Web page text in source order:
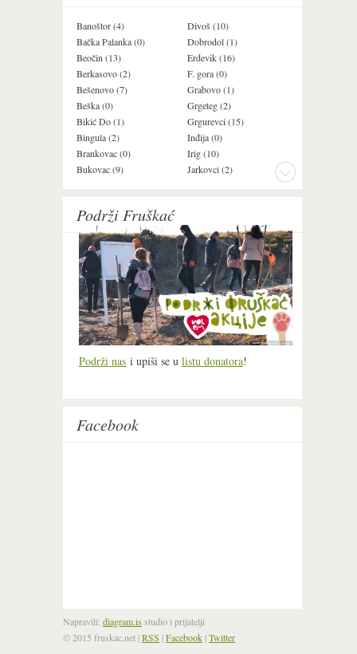
Banoštor (4)
Bačka Palanka (0)
Beočin (13)
Berkasovo (2)
Bešenovo (7)
Beška (0)
Bikić Do (1)
Bingula (2)
Brankovac (0)
Bukovac (9)
Divoš (10)
Dobrodol (1)
Erdevik (16)
F. gora (0)
Grabovo (1)
Grgeteg (2)
Grgurevci (15)
Inđija (0)
Irig (10)
Jarkovci (2)
Podrži Fruškać
Podrži nas i upiši se u listu donatora!
Facebook
Napravili: diagram.is studio i prijatelji
© 2015 fruskac.net |RSS |Facebook |Twitter